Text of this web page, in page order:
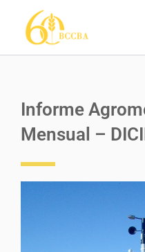
contenido
Informe
Mensual –